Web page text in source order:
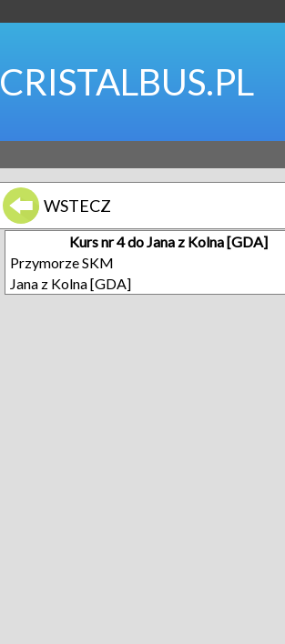
CRISTALBUS.PL
WSTECZ
Kurs nr 4 do Jana z Kolna [GDA]
Przymorze SKM
Jana z Kolna [GDA]